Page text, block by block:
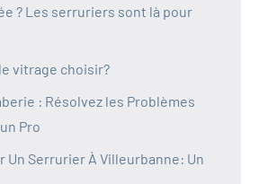
? Les serruriers sont là pour
vitrage choisir?
: Résolvez les Problèmes
Pro
Un Serrurier À Villeurbanne: Un